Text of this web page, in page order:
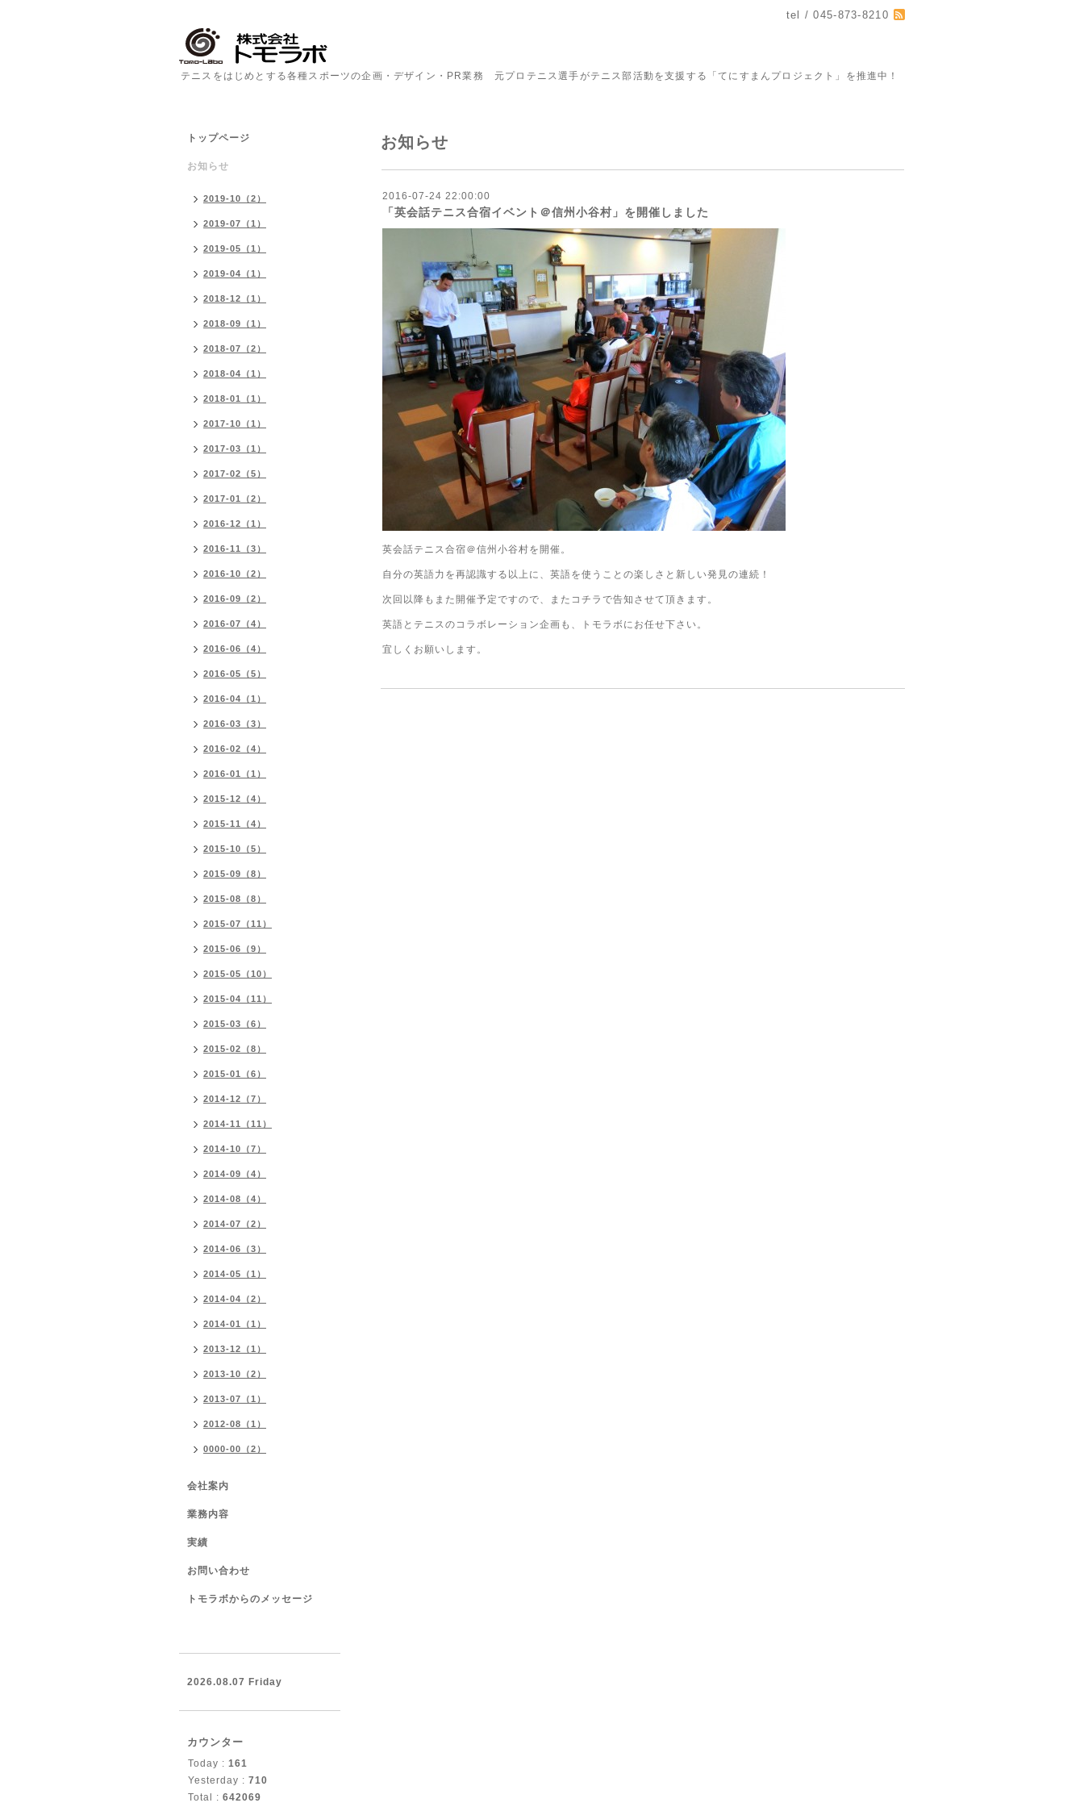
tel / 045-873-8210
テニスをはじめとする各種スポーツの企画・デザイン・PR業務 元プロテニス選手がテニス部活動を支援する「てにすまんプロジェクト」を推進中！
お知らせ
2016-07-24 22:00:00
「英会話テニス合宿イベント＠信州小谷村」を開催しました
英会話テニス合宿＠信州小谷村を開催。
自分の英語力を再認識する以上に、英語を使うことの楽しさと新しい発見の連続！
次回以降もまた開催予定ですので、またコチラで告知させて頂きます。
英語とテニスのコラボレーション企画も、トモラボにお任せ下さい。
宜しくお願いします。
トップページ
お知らせ
2019-10（2）
2019-07（1）
2019-05（1）
2019-04（1）
2018-12（1）
2018-09（1）
2018-07（2）
2018-04（1）
2018-01（1）
2017-10（1）
2017-03（1）
2017-02（5）
2017-01（2）
2016-12（1）
2016-11（3）
2016-10（2）
2016-09（2）
2016-07（4）
2016-06（4）
2016-05（5）
2016-04（1）
2016-03（3）
2016-02（4）
2016-01（1）
2015-12（4）
2015-11（4）
2015-10（5）
2015-09（8）
2015-08（8）
2015-07（11）
2015-06（9）
2015-05（10）
2015-04（11）
2015-03（6）
2015-02（8）
2015-01（6）
2014-12（7）
2014-11（11）
2014-10（7）
2014-09（4）
2014-08（4）
2014-07（2）
2014-06（3）
2014-05（1）
2014-04（2）
2014-01（1）
2013-12（1）
2013-10（2）
2013-07（1）
2012-08（1）
0000-00（2）
会社案内
業務内容
実績
お問い合わせ
トモラボからのメッセージ
2026.08.07 Friday
カウンター
Today : 161
Yesterday : 710
Total : 642069